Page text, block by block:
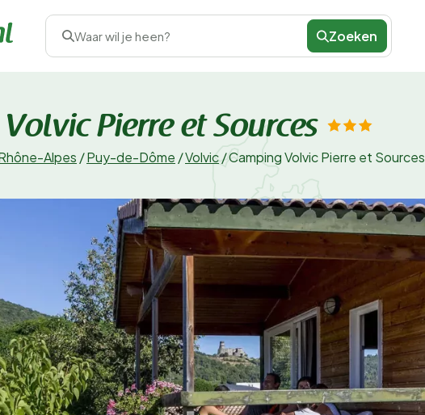
Waar wil je heen? Zoeken
Pierre et Sources
Alpes /Puy-de-Dôme /Volvic/Camping Volvic Pierre et Sources